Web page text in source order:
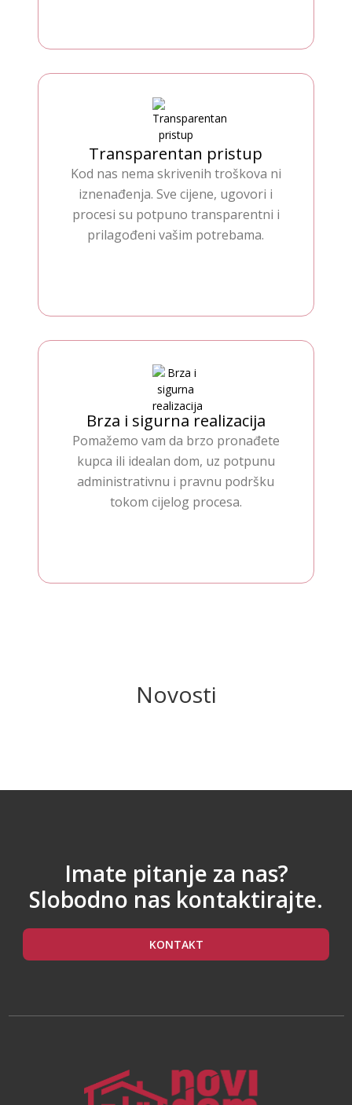
Transparentan pristup
Kod nas nema skrivenih troškova ni
iznenađenja. Sve cijene, ugovori i
procesi su potpuno transparentni i
prilagođeni vašim potrebama.
Brza i sigurna realizacija
Pomažemo vam da brzo pronađete
kupca ili idealan dom, uz potpunu
administrativnu i pravnu podršku
tokom cijelog procesa.
Novosti
Imate pitanje za nas?
Slobodno nas kontaktirajte.
KONTAKT